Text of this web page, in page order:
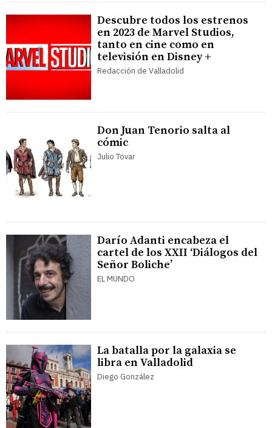
Descubre todos los estrenos
en 2023 de Marvel Studios,
tanto en cine como en
televisión en Disney +
Redacción de Valladolid
Don Juan Tenorio salta al
cómic
Julio Tovar
Darío Adanti encabeza el
cartel de los XXII ‘Diálogos del
Señor Boliche’
EL MUNDO
La batalla por la galaxia se
libra en Valladolid
Diego González